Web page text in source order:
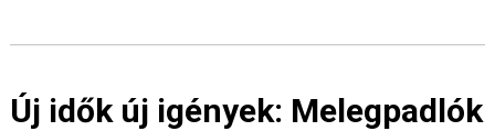
Új idők új igények: Melegpadlók